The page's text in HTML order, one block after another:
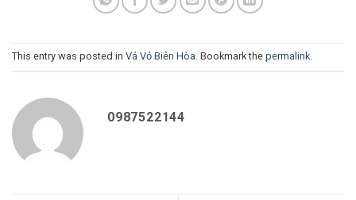
This entry was posted in Vá Vỏ Biên Hòa. Bookmark the permalink.
0987522144